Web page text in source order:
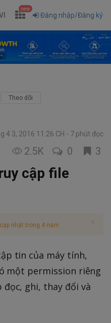
new
Đăng nhập/Đăng ký
Theo dõi
4 3, 2016 11:26 CH 7 phút đọc
2.5K 0 3
cập file
nhật trong 4 năm
tin của máy tính,
một permission riêng
đọc, ghi, thay đổi và